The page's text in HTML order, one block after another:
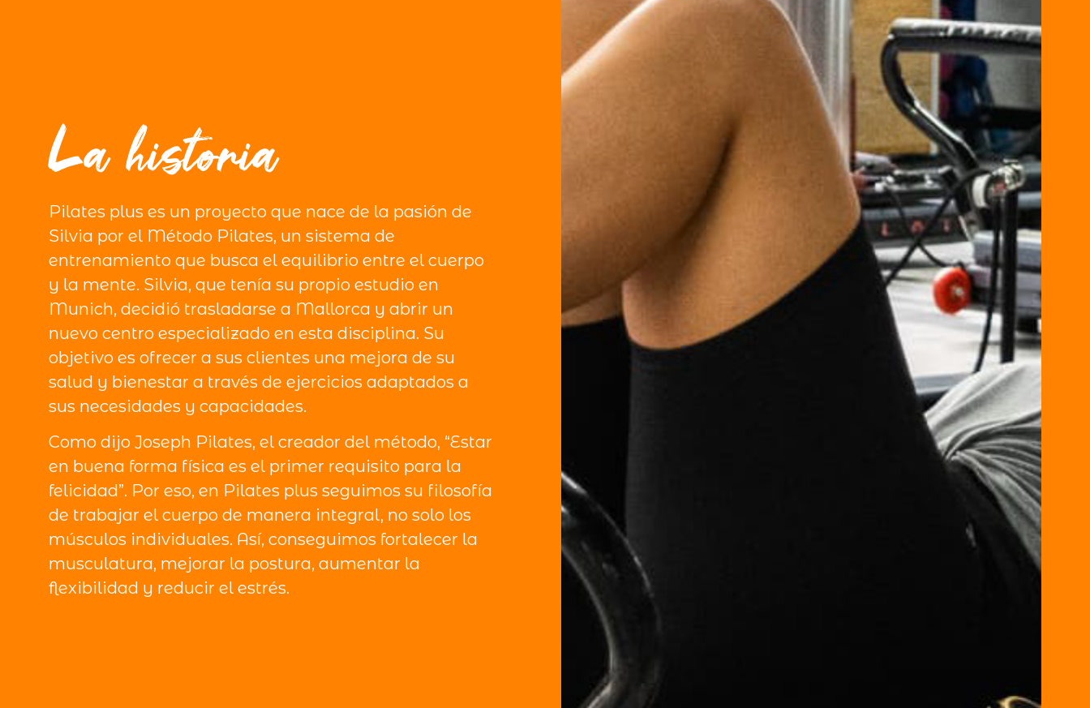
La historia
Pilates plus es un proyecto que nace de la pasión de
Silvia por el Método Pilates, un sistema de
entrenamiento que busca el equilibrio entre el cuerpo
y la mente. Silvia, que tenía su propio estudio en
Munich, decidió trasladarse a Mallorca y abrir un
nuevo centro especializado en esta disciplina. Su
objetivo es ofrecer a sus clientes una mejora de su
salud y bienestar a través de ejercicios adaptados a
sus necesidades y capacidades.
Como dijo Joseph Pilates, el creador del método, “Estar
en buena forma física es el primer requisito para la
felicidad”. Por eso, en Pilates plus seguimos su filosofía
de trabajar el cuerpo de manera integral, no solo los
músculos individuales. Así, conseguimos fortalecer la
musculatura, mejorar la postura, aumentar la
flexibilidad y reducir el estrés.